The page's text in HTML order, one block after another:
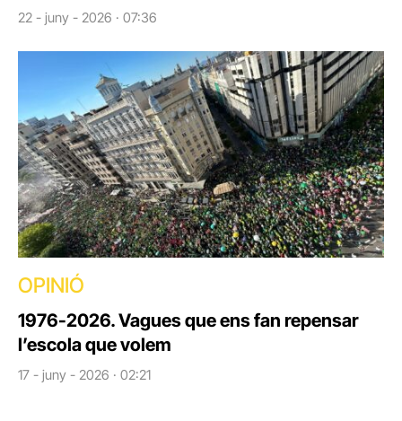
22 - juny - 2026 · 07:36
OPINIÓ
1976-2026. Vagues que ens fan repensar
l’escola que volem
17 - juny - 2026 · 02:21